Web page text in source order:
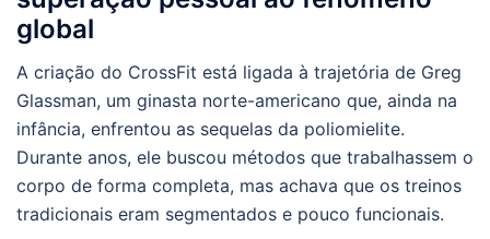
global
A criação do CrossFit está ligada à trajetória de Greg
Glassman, um ginasta norte-americano que, ainda na
infância, enfrentou as sequelas da poliomielite.
Durante anos, ele buscou métodos que trabalhassem o
corpo de forma completa, mas achava que os treinos
tradicionais eram segmentados e pouco funcionais.